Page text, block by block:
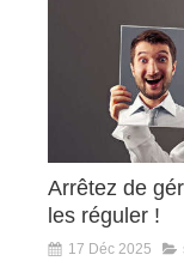
Arrêtez de
les réguler !
17 Déc 2025